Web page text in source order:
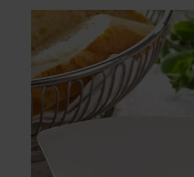
Footer
Schwebender Seitenbereich